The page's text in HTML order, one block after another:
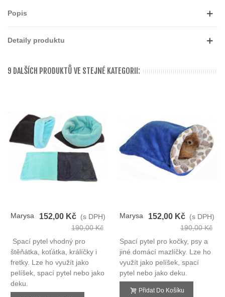
Popis
Detaily produktu
9 DALŠÍCH PRODUKTŮ VE STEJNÉ KATEGORII:
Marysa
3v1
152,00 Kč (s DPH)
190,00 Kč
Spací pytel vhodný pro
štěňátka, koťátka, králíčky i
fretky. Lze ho využít jako
pelíšek, spací pytel nebo jako
deku.
Marysa
3v1
152,00 Kč (s DPH)
190,00 Kč
Spací pytel pro kočky, psy a
jiné domácí mazlíčky. Lze ho
využít jako pelíšek, spací
pytel nebo jako deku.
Přidat Do Košíku